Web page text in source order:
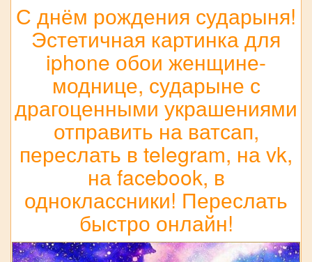
С днём рождения сударыня!
Эстетичная картинка для
iphone обои женщине-
моднице, сударыне с
драгоценными украшениями
отправить на ватсап,
переслать в telegram, на vk,
на facebook, в
одноклассники! Переслать
быстро онлайн!